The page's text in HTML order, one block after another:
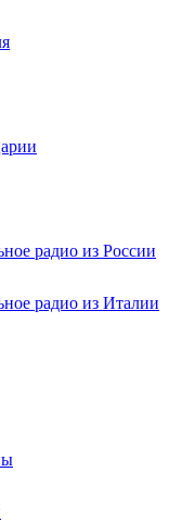
радио из России
радио из Италии